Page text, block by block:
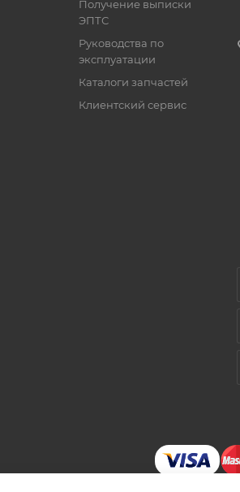
Получение выписки
ЭПТС
Руководства по
эксплуатации
Каталоги запчастей
Клиентский сервис